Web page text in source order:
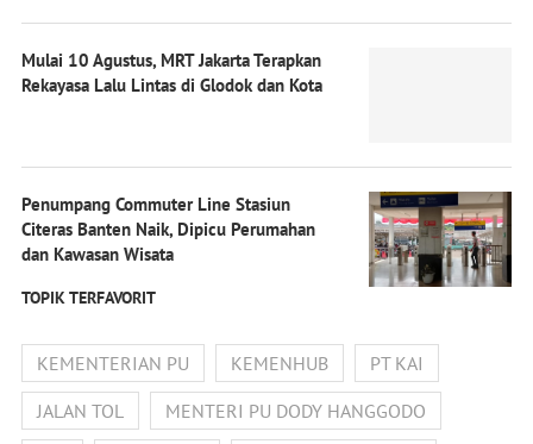
Mulai 10 Agustus, MRT Jakarta Terapkan
Rekayasa Lalu Lintas di Glodok dan Kota
Penumpang Commuter Line Stasiun
Citeras Banten Naik, Dipicu Perumahan
dan Kawasan Wisata
TOPIK TERFAVORIT
KEMENTERIAN PU KEMENHUB
PT KAI
JALAN TOL
MENTERI PU DODY HANGGODO